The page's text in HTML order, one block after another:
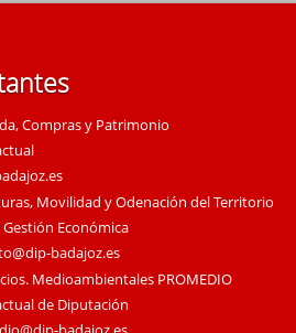
Compras y Patrimonio
Movilidad y Odenación del Territorio
Económica
badajoz.es
Medioambientales PROMEDIO
de Diputación